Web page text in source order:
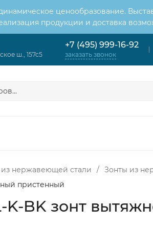
ценообразование.
продукции и доставка
ш., 157с5
+7 (495) 999-16-92
заказать звонок
из нержавеющей стали / Зонты из
пристенный
K-BK зонт